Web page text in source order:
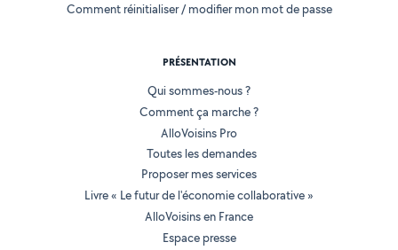
Comment réinitialiser / modifier mon mot de passe
PRÉSENTATION
Qui sommes-nous ?
Comment ça marche ?
AlloVoisins Pro
Toutes les demandes
Proposer mes services
Livre « Le futur de l'économie collaborative »
AlloVoisins en France
Espace presse